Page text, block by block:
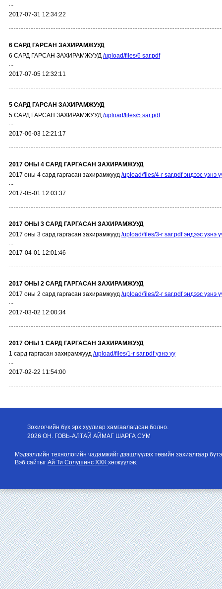
...
2017-07-31 12:34:22
6 САРД ГАРСАН ЗАХИРАМЖУУД
6 САРД ГАРСАН ЗАХИРАМЖУУД /upload/files/6 sar.pdf
...
2017-07-05 12:32:11
5 САРД ГАРСАН ЗАХИРАМЖУУД
5 САРД ГАРСАН ЗАХИРАМЖУУД /upload/files/5 sar.pdf
...
2017-06-03 12:21:17
2017 ОНЫ 4 САРД ГАРГАСАН ЗАХИРАМЖУУД
2017 оны 4 сард гаргасан захирамжууд /upload/files/4-r sar.pdf эндээс үзнэ
...
2017-05-01 12:03:37
2017 ОНЫ 3 САРД ГАРГАСАН ЗАХИРАМЖУУД
2017 оны 3 сард гаргасан захирамжууд /upload/files/3-r sar.pdf эндээс үзнэ
...
2017-04-01 12:01:46
2017 ОНЫ 2 САРД ГАРГАСАН ЗАХИРАМЖУУД
2017 оны 2 сард гаргасан захирамжууд /upload/files/2-r sar.pdf эндээс үзнэ
...
2017-03-02 12:00:34
2017 ОНЫ 1 САРД ГАРГАСАН ЗАХИРАМЖУУД
1 сард гаргасан захирамжууд /upload/files/1-r sar.pdf үзнэ үү
...
2017-02-22 11:54:00
Зохиогчийн бүх эрх хуулиар хамгаалагдсан болно.
2026 ОН. ГОВЬ-АЛТАЙ АЙМАГ ШАРГА СУМ
Мэдээллийн технологийн чадамжийг дээшлүүлэх төвийн захиалгаар
Вэб сайтыг Ай Ти Солушинс ХХК хөгжүүлэв.